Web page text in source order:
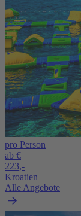
pro Person
ab €
223,-
Kroatien
Alle Angebote